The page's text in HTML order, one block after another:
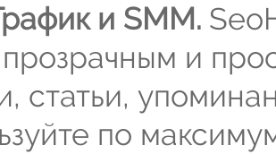
и SMM.
и
статьи,
по